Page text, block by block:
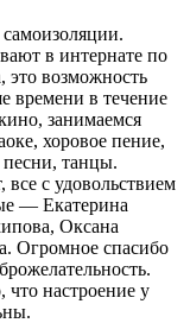
в интернате по
это возможность
времени в течение
занимаемся
хоровое пение,
танцы.
с удовольствием
— Екатерина
Оксана
Огромное спасибо
настроение у